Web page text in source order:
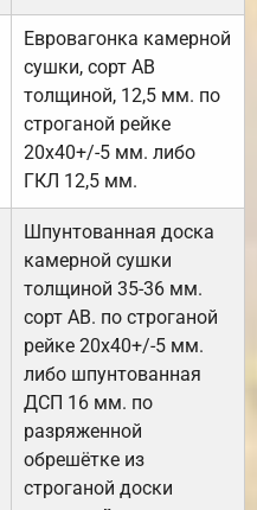
Евровагонка камерной
сушки, сорт АВ
толщиной, 12,5 мм. по
строганой рейке
20х40+/-5 мм. либо
ГКЛ 12,5 мм.
Шпунтованная доска
камерной сушки
толщиной 35-36 мм.
сорт АВ. по строганой
рейке 20х40+/-5 мм.
либо шпунтованная
ДСП 16 мм. по
разряженной
обрешётке из
строганой доски